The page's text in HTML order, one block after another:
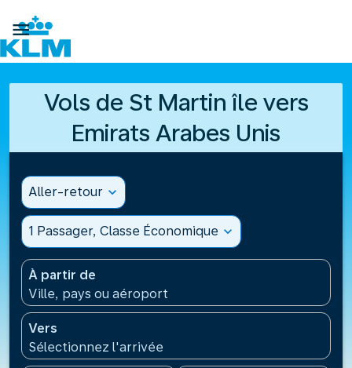

Vols de St Martin île vers
Emirats Arabes Unis
Aller-retour expand_more
1 Passager, Classe Économique expand_more
À partir de
Ville, pays ou aéroport
Vers
Sélectionnez l'arrivée